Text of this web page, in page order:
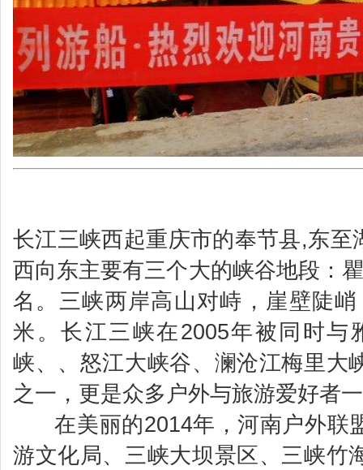
长江三峡西起重庆市的奉节县,东
西向东主要有三个大的峡谷地段：
名。三峡两岸高山对峙，崖壁陡
米。长江三峡在2005年被同时
峡、、怒江大峡谷、澜沧江梅里大
之一，更是众多户外与旅游爱好者
在美丽的2014年，河南户外联
游文化局、三峡大坝景区、三峡竹